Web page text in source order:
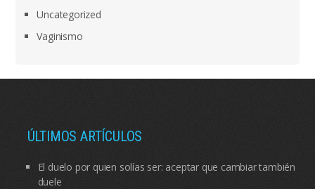
Uncategorized
Vaginismo
ÚLTIMOS ARTÍCULOS
El duelo por quien solías ser: aceptar que cambiar también
duele